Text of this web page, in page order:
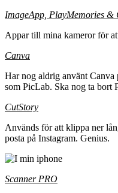
ImageApp, PlayMemories &
Appar till mina kameror för
Canva
Har nog aldrig använt
som PicLab. Ska nog ta bort
CutStory
Används för att klippa ner
posta på Instagram. Genius.
Scanner PRO